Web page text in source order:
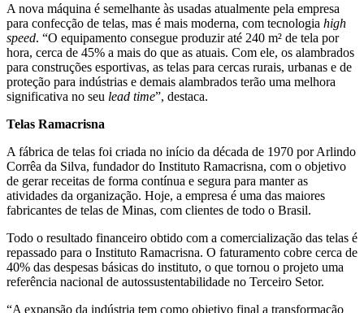
A nova máquina é semelhante às usadas atualmente pela empresa
para confecção de telas, mas é mais moderna, com tecnologia high
speed. “O equipamento consegue produzir até 240 m² de tela por
hora, cerca de 45% a mais do que as atuais. Com ele, os alambrados
para construções esportivas, as telas para cercas rurais, urbanas e de
proteção para indústrias e demais alambrados terão uma melhora
significativa no seu lead time”, destaca.
Telas Ramacrisna
A fábrica de telas foi criada no início da década de 1970 por Arlindo
Corrêa da Silva, fundador do Instituto Ramacrisna, com o objetivo
de gerar receitas de forma contínua e segura para manter as
atividades da organização. Hoje, a empresa é uma das maiores
fabricantes de telas de Minas, com clientes de todo o Brasil.
Todo o resultado financeiro obtido com a comercialização das telas é
repassado para o Instituto Ramacrisna. O faturamento cobre cerca de
40% das despesas básicas do instituto, o que tornou o projeto uma
referência nacional de autossustentabilidade no Terceiro Setor.
“A expansão da indústria tem como objetivo final a transformação